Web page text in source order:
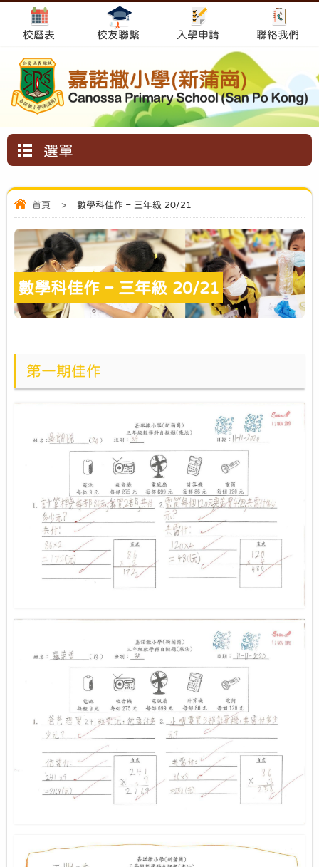
校曆表 校友聯繫 入學申請 聯絡我們
選單
首頁 > 數學科佳作 – 三年級 20/21
數學科佳作 – 三年級 20/21
第一期佳作